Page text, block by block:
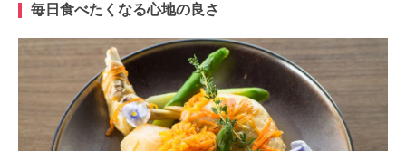
毎日食べたくなる心地の良さ